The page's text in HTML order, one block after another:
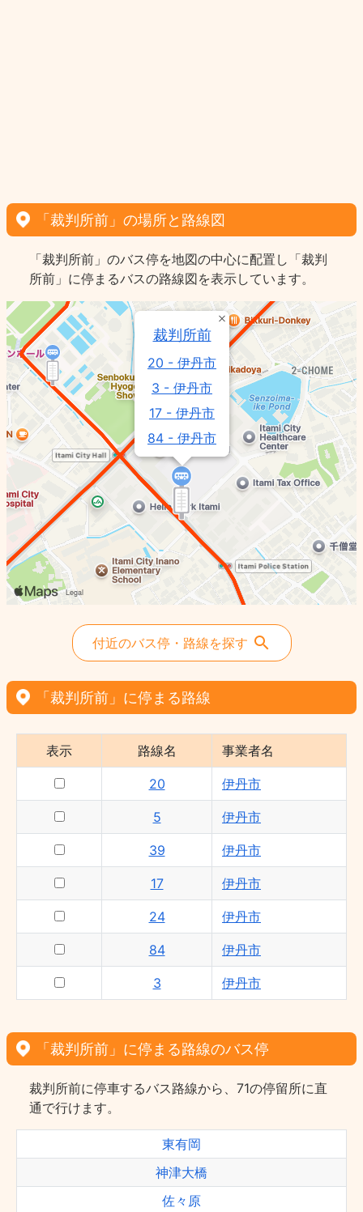
「裁判所前」の場所と路線図
「裁判所前」のバス停を地図の中心に配置し「裁判
所前」に停まるバスの路線図を表示しています。
裁判所前
20 - 伊丹市
3 - 伊丹市
17 - 伊丹市
84 - 伊丹市
39 - 伊丹市
5 - 伊丹市
24 - 伊丹市
付近のバス停・路線を探す
「裁判所前」に停まる路線
表示 路線名 事業者名
20 伊丹市
5 伊丹市
39 伊丹市
17 伊丹市
24 伊丹市
84 伊丹市
3 伊丹市
「裁判所前」に停まる路線のバス停
裁判所前に停車するバス路線から、71の停留所に直
通で行けます。
東有岡
神津大橋
佐々原